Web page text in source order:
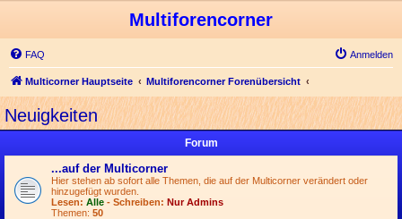
Multiforencorner
FAQ Anmelden
Multicorner Hauptseite Multiforencorner Forenübersicht
Neuigkeiten
Forum
...auf der Multicorner
Hier stehen ab sofort alle Themen, die auf der Multicorner verändert oder
hinzugefügt wurden.
Lesen: Alle - Schreiben: Nur Admins
Themen: 50